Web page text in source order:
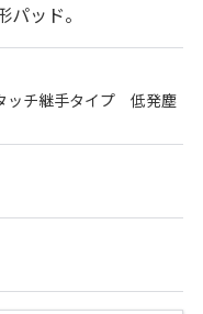
ッド。
チ継手タイプ 低発塵